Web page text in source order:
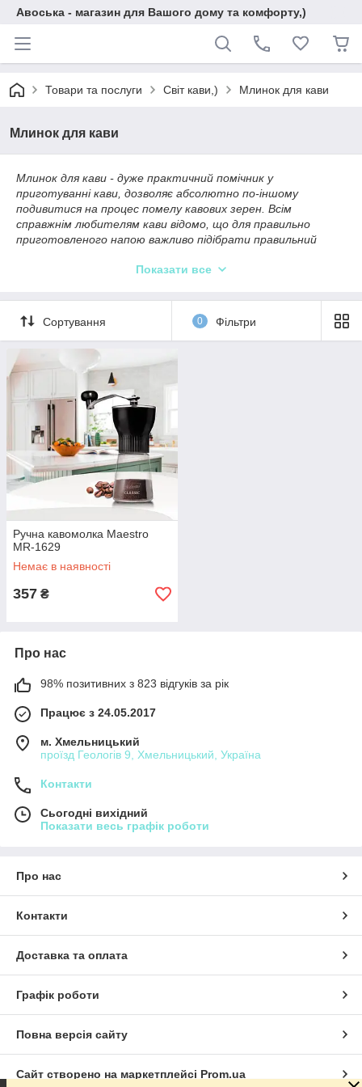
Авоська - магазин для Вашого дому та комфорту,)
Товари та послуги Світ кави,) Млинок для кави
Млинок для кави
Млинок для кави - дуже практичний помічник у
приготуванні кави, дозволяє абсолютно по-іншому
подивитися на процес помелу кавових зерен. Всім
справжнім любителям кави відомо, що для правильно
приготовленого напою важливо підібрати правильний
зробити це вдома і створена дана кавомолка.
оснащенна високоякісними керамічними ножами, які ніколи
не заіржавіють і не будуть вбирати запахи. Так само
керамічні жорна не перегрівати кави під час помелу зерна,
а це важливо для отримання ідеального напою. Дуже
зручно регулюється помел за допомогою зручної ручки.
Показати все
Сортування 0 Фільтри
Ручна кавомолка Maestro
MR-1629
Немає в наявності
357 ₴
Про нас
98% позитивних з 823 відгуків за рік
Працює з 24.05.2017
м. Хмельницький
проїзд Геологів 9, Хмельницький, Україна
Контакти
Сьогодні вихідний
Показати весь графік роботи
Про нас
Контакти
Доставка та оплата
Графік роботи
Повна версія сайту
Сайт створено на маркетплейсі Prom.ua